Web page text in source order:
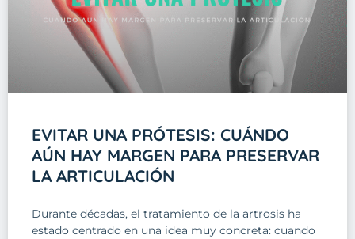
EVITAR UNA PRÓTESIS: CUÁNDO
AÚN HAY MARGEN PARA PRESERVAR
LA ARTICULACIÓN
Durante décadas, el tratamiento de la artrosis ha
estado centrado en una idea muy concreta: cuando